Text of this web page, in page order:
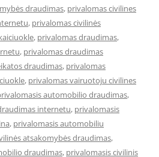
draudimas, privalomas civilines
, privalomas civilinės
, privalomas draudimas,
, privalomas draudimas
draudimas, privalomas
, privalomas vairuotoju civilines
automobilio draudimas,
internetu, privalomasis
, privalomasis automobiliu
atsakomybės draudimas,
draudimas, privalomasis civilinis